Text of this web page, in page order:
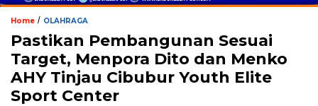
Home / OLAHRAGA
Pastikan Pembangunan Sesuai
Target, Menpora Dito dan Menko
AHY Tinjau Cibubur Youth Elite
Sport Center